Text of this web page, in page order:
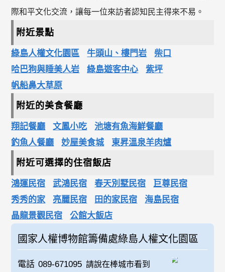
際和平文化交流，讓每一位來訪者認知民主得來不易。
附近景點
綠島人權文化園區 牛頭山、樓門岩
柴口
哈巴狗與睡美人岩
綠島遊客中心
紫坪
帆船鼻大草原
附近的美食餐廳
翔記餐廳 文鳳小吃
池塘有魚海鮮餐廳
釣魚人餐廳
妙屋美食城 東昇溫泉羊肉爐
附近可選擇的住宿飯店
鴻運民宿 武鴻民宿 春天別墅民宿
巨尊民宿
秀秀的家
亮麗民宿 田的家民宿
海島民宿
晶龍景觀民宿
公館大飯店
國家人權博物館籌備處綠島人權文化園區
電話 089-671095 請說在棒城市看到